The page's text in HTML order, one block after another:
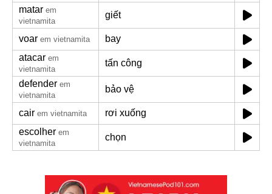
matar em
vietnamita
giết
voar em vietnamita
bay
atacar em
vietnamita
tấn công
defender em
vietnamita
bảo vệ
cair em vietnamita
rơi xuống
escolher em
vietnamita
chọn